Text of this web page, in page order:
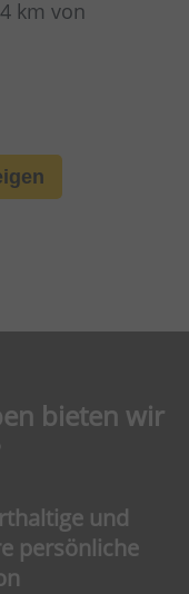
km von
bieten wir
und
persönliche